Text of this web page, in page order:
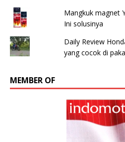
Mangkuk magnet
Ini solusinya
Daily Review
yang cocok di
MEMBER OF